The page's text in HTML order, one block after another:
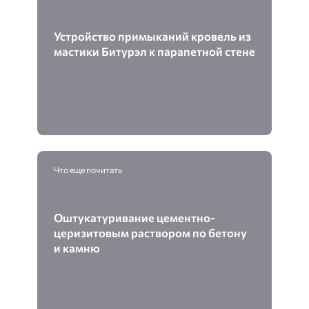
Устройство примыканий кровель из
мастики Битурэл к парапетной стене
Что еще почитать
Оштукатуривание цементно-
церизитовым раствором по бетону
и камню